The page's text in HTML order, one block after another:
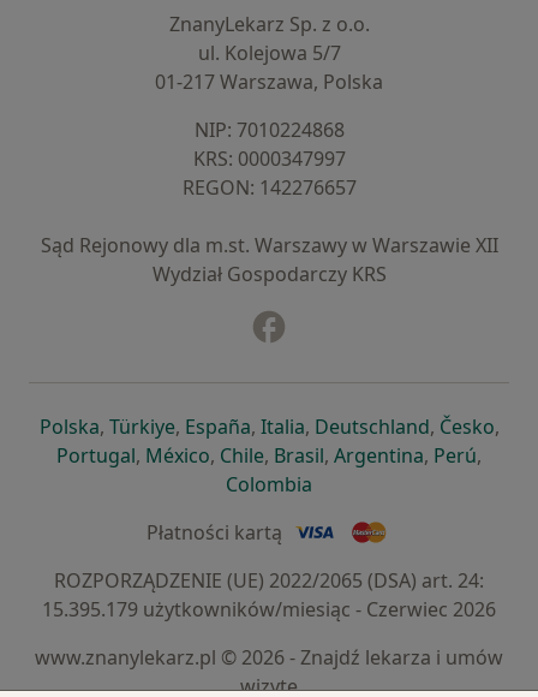
ZnanyLekarz Sp. z o.o.
ul. Kolejowa 5/7
01-217 Warszawa, Polska
NIP: ⁠7010224868
KRS: ⁠0000347997
REGON: ⁠142276657
Sąd Rejonowy dla m.st. Warszawy w Warszawie XII
Wydział Gospodarczy KRS
Polskaotwiera się w nowej karcie
, Türkiyeotwiera się w nowej karcie
, Españaotwiera się w nowej karcie
, Italiaotwiera się w nowej
, Deutschlandotwiera się
, Česko,
Portugalotwiera się w nowej karcie
, Méxicootwiera się w nowej karcie
, Chileotwiera się w nowej karcie
, Brasilotwiera się w nowej
, Argentinaotwiera się
, Perú,
Colombia
Płatności kartą
ROZPORZĄDZENIE (UE) 2022/2065 (DSA) art. 24:
15.395.179 użytkowników/miesiąc - Czerwiec 2026
www.znanylekarz.pl © 2026 - Znajdź lekarza i umów
wizytę